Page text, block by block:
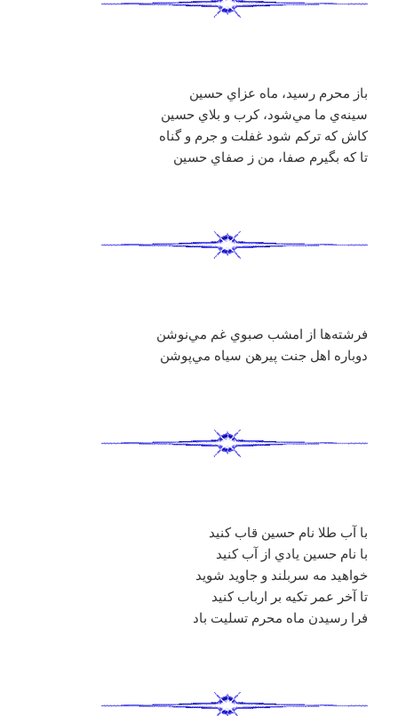
باز محرم رسيد، ماه عزاي حسين
سينه‌ي ما مي‌شود، كرب و بلاي حسين
كاش كه تركم شود غفلت و جرم و گناه
تا كه بگيرم صفا، من ز صفاي حسين
فرشته‌ها از امشب صبوي غم مي‌نوشن
دوباره اهل جنت پيرهن سياه مي‌پوشن
با آب طلا نام حسين قاب کنيد
با نام حسين يادي از آب کنيد
خواهيد مه سربلند و جاويد شويد
تا آخر عمر تکيه بر ارباب کنيد
فرا رسيدن ماه محرم تسليت باد